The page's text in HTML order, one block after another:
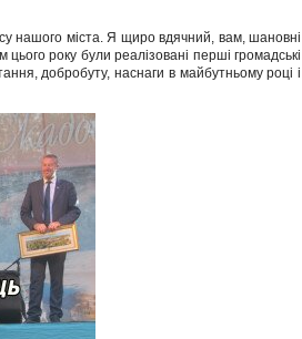
нашого міста. Я щиро вдячний, вам, шановні
року були реалізовані перші громадські
добробуту, наснаги в майбутньому році і